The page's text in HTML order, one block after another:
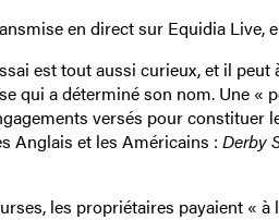
en direct sur Equidia Live,
est tout aussi curieux, et il
qui a déterminé son nom. Une «
versés pour constituer
Anglais et les Américains : Derby
les propriétaires payaient «